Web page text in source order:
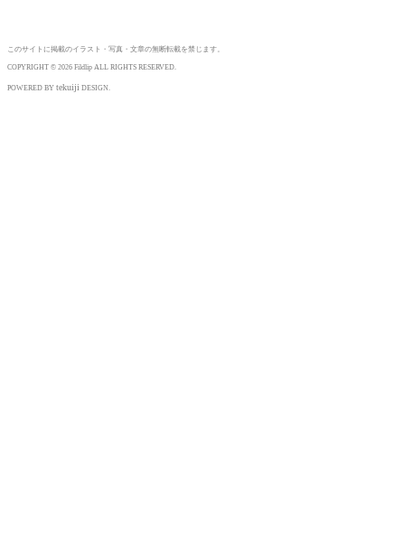
このサイトに掲載のイラスト・写真・文章の無断転載を禁じます。
COPYRIGHT © 2026 Fildlip ALL RIGHTS RESERVED.
POWERED BY tekuiji DESIGN.